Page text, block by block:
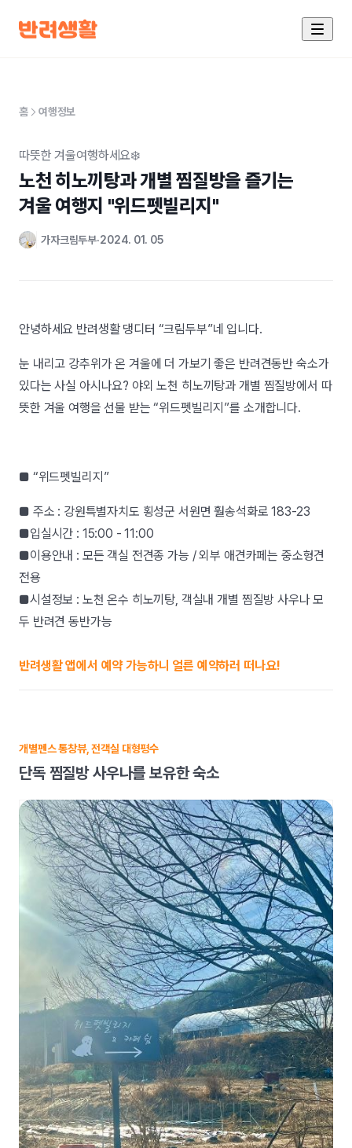
홈 여행정보
따뜻한 겨울여행하세요❄️
노천 히노끼탕과 개별 찜질방을 즐기는
겨울 여행지 "위드펫빌리지"
가자크림두부 2024. 01. 05
안녕하세요 반려생활 댕디터 “크림두부”네 입니다.
눈 내리고 강추위가 온 겨울에 더 가보기 좋은 반려견동반 숙소가
있다는 사실 아시나요? 야외 노천 히노끼탕과 개별 찜질방에서 따
뜻한 겨울 여행을 선물 받는 “위드펫빌리지”를 소개합니다.
■ “위드펫빌리지”
■ 주소 : 강원특별자치도 횡성군 서원면 훨송석화로 183-23
■입실시간 : 15:00 - 11:00
■이용안내 : 모든 객실 전견종 가능 / 외부 애견카페는 중소형견
전용
■시설정보 : 노천 온수 히노끼탕, 객실내 개별 찜질방 사우나 모
두 반려견 동반가능
반려생활 앱에서 예약 가능하니 얼른 예약하러 떠나요!
개별펜스 통창뷰, 전객실 대형평수
단독 찜질방 사우나를 보유한 숙소